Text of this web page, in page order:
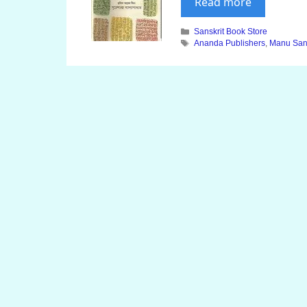
Categories
Sanskrit Book Store
Tags
Ananda Publishers, Manu